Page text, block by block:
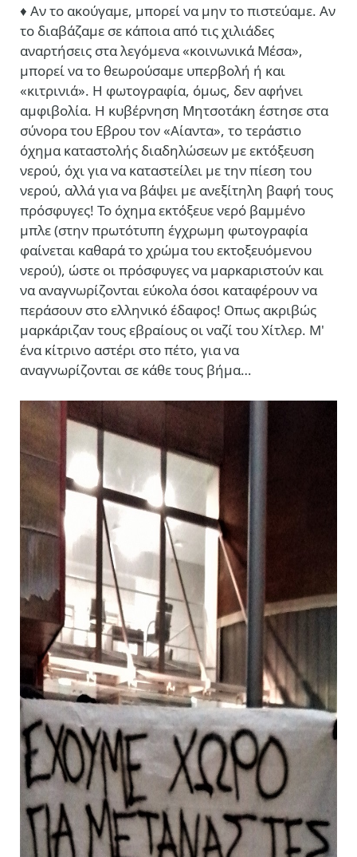
♦ Αν το ακούγαμε, μπορεί να μην το πιστεύαμε. Αν
το διαβάζαμε σε κάποια από τις χιλιάδες
αναρτήσεις στα λεγόμενα «κοινωνικά Μέσα»,
μπορεί να το θεωρούσαμε υπερβολή ή και
«κιτρινιά». Η φωτογραφία, όμως, δεν αφήνει
αμφιβολία. Η κυβέρνηση Μητσοτάκη έστησε στα
σύνορα του Εβρου τον «Αίαντα», το τεράστιο
όχημα καταστολής διαδηλώσεων με εκτόξευση
νερού, όχι για να καταστείλει με την πίεση του
νερού, αλλά για να βάψει με ανεξίτηλη βαφή τους
πρόσφυγες! Το όχημα εκτόξευε νερό βαμμένο
μπλε (στην πρωτότυπη έγχρωμη φωτογραφία
φαίνεται καθαρά το χρώμα του εκτοξευόμενου
νερού), ώστε οι πρόσφυγες να μαρκαριστούν και
να αναγνωρίζονται εύκολα όσοι καταφέρουν να
περάσουν στο ελληνικό έδαφος! Οπως ακριβώς
μαρκάριζαν τους εβραίους οι ναζί του Χίτλερ. Μ'
ένα κίτρινο αστέρι στο πέτο, για να
αναγνωρίζονται σε κάθε τους βήμα…